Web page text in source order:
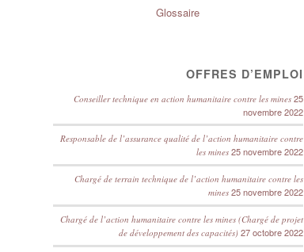
Glossaire
OFFRES D’EMPLOI
Conseiller technique en action humanitaire contre les mines 25
novembre 2022
Responsable de l’assurance qualité de l’action humanitaire contre
les mines 25 novembre 2022
Chargé de terrain technique de l’action humanitaire contre les
mines 25 novembre 2022
Chargé de l’action humanitaire contre les mines (Chargé de projet
de développement des capacités) 27 octobre 2022